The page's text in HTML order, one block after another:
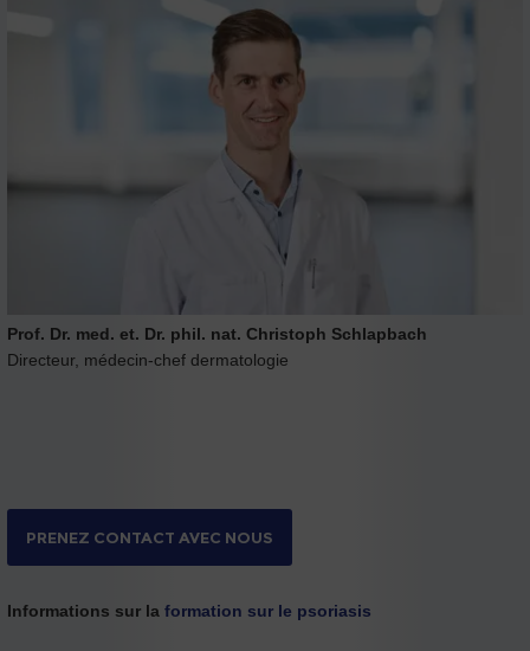
Prof. Dr. med. et. Dr. phil. nat. Christoph Schlapbach
Directeur, médecin-chef dermatologie
PRENEZ CONTACT AVEC NOUS
Informations sur la formation sur le psoriasis